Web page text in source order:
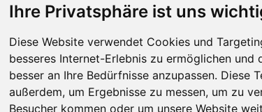
Ihre Privatsphäre ist uns
Diese Website verwendet Cookies und
besseres Internet-Erlebnis zu ermöglichen und
besser an Ihre Bedürfnisse anzupassen. Diese
außerdem, um Ergebnisse zu messen, um zu
Besucher kommen oder um unsere Website
Контакты
Оставить отзыв
Сообщить об ошибке
Facebook
Twitter
YouTube